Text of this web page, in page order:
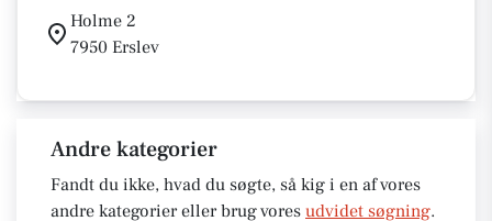
Holme 2
7950 Erslev
Andre kategorier
Fandt du ikke, hvad du søgte, så kig i en af vores
andre kategorier eller brug vores udvidet søgning.